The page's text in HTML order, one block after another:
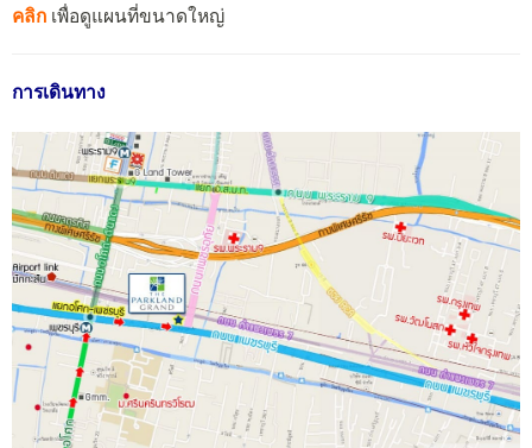
คลิก เพื่อดูแผนที่ขนาดใหญ่
การเดินทาง